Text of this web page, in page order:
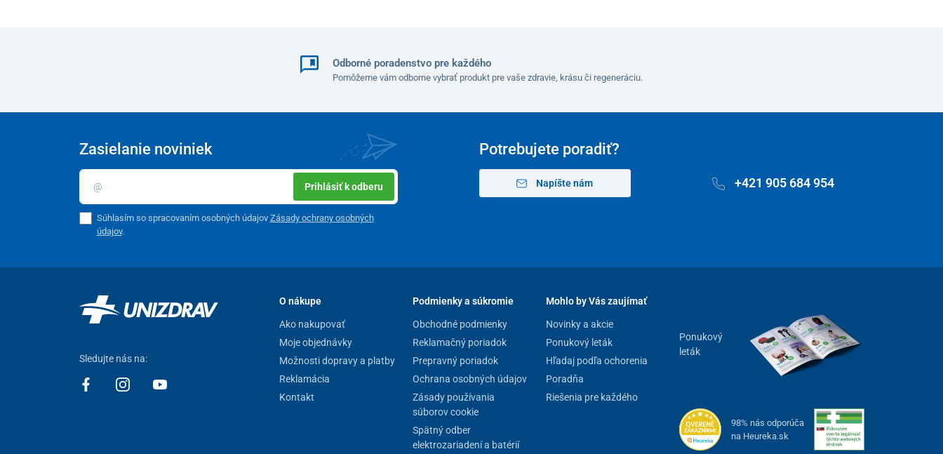
Rozmery masážneho ježka
priemer – 10 cm
Po každom použití umyte masážneho ježka vlažnou vodou s mydlom.
Na čistenie nepoužívajte rozpúšťadlá
a žiadne iné agresívne prostriedky.
Odborné poradenstvo pre každého
Pomôžeme vám odborne vybrať produkt pre vaše zdravie, krásu či regeneráciu.
Potrebujete poradiť?
Napíšte nám +421 905 684 954
Zasielanie noviniek
Prihlásiť k odberu
Súhlasím so spracovaním osobných údajov Zásady ochrany osobných
údajov.
Sledujte nás na:
O nákupe
Ako nakupovať
Moje objednávky
Možnosti dopravy a platby
Reklamácia
Kontakt
Podmienky a súkromie
Obchodné podmienky
Reklamačný poriadok
Prepravný poriadok
Ochrana osobných údajov
Zásady používania
súborov cookie
Spätný odber
elektrozariadení a batérií
Mohlo by Vás zaujímať
Novinky a akcie
Ponukový leták
Hľadaj podľa ochorenia
Poradňa
Riešenia pre každého
Ponukový
leták
98% nás odporúča
na Heureka.sk